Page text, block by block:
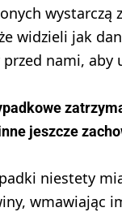
wystarczą
widzieli jak
nami, aby
jeszcze
niestety
wmawiając